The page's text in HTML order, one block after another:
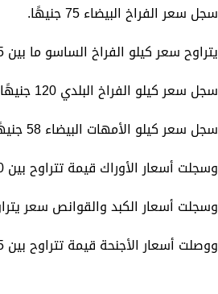
سجل سعر الفراخ البيضاء 75 جنيهًا.
يتراوح سعر كيلو الفراخ الساسو ما بين 105 جنيهًا.
سجل سعر كيلو الفراخ البلدي 120 جنيهًا.
سجل سعر كيلو الأمهات البيضاء 58 جنيهًا.
وسجلت أسعار الأوراك قيمة تتراوح بين 80 و85 جنيها للكيلو، بحسب المنطقة السكنية.
وسجلت أسعار الكبد والقوانص سعر يتراوح بين 80 و85
ووصلت أسعار الأجنحة قيمة تتراوح بين 55 و60 جنيها.